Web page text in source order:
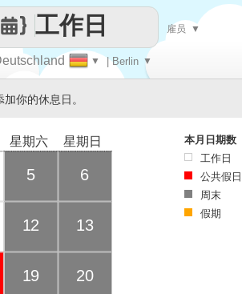
▼ | Berlin ▼
工作日 雇员 ▼
你的休息日。
星期六 星期日
5 6
12 13
19 20
本月日期数
工作日
公共假日
周末
假期